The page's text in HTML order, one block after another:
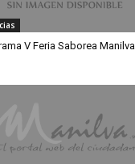
V Feria Saborea Manilva